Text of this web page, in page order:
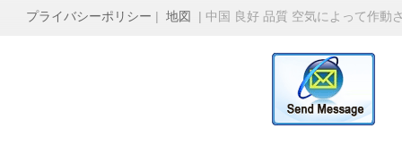
プライバシーポリシー | 地図 | 中国 良好 品質 空気によって作動